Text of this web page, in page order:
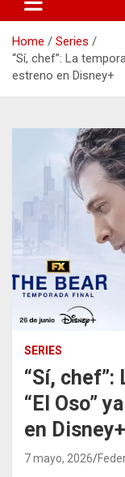
Home
Series
“Sí, chef”: La
estreno en Disney+
SERIES
“Sí, chef”:
“El Oso”
en Disney+
7 mayo, 2026